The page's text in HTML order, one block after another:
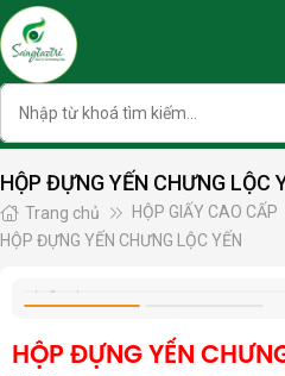
Skip
to
content
HỘP ĐỰNG YẾN CHƯNG LỘC
Trang chủ HỘP GIẤY CAO CẤP
HỘP ĐỰNG YẾN CHƯNG LỘC YẾN
HỘP ĐỰNG YẾN